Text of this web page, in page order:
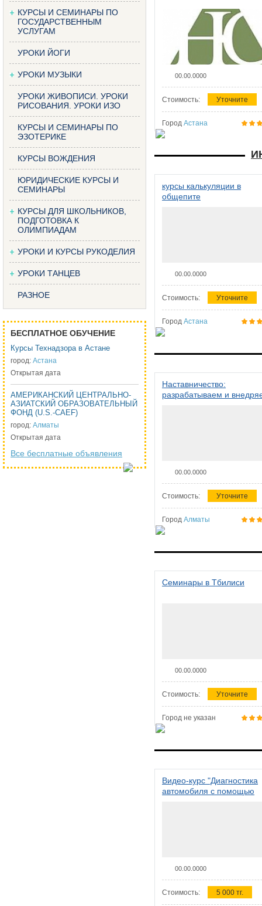
КУРСЫ И СЕМИНАРЫ ПО
ГОСУДАРСТВЕННЫМ
УСЛУГАМ
УРОКИ ЙОГИ
УРОКИ МУЗЫКИ
УРОКИ ЖИВОПИСИ. УРОКИ
РИСОВАНИЯ. УРОКИ ИЗО
КУРСЫ И СЕМИНАРЫ ПО
ЭЗОТЕРИКЕ
КУРСЫ ВОЖДЕНИЯ
ЮРИДИЧЕСКИЕ КУРСЫ И
СЕМИНАРЫ
КУРСЫ ДЛЯ ШКОЛЬНИКОВ,
ПОДГОТОВКА К
ОЛИМПИАДАМ
УРОКИ И КУРСЫ РУКОДЕЛИЯ
УРОКИ ТАНЦЕВ
РАЗНОЕ
БЕСПЛАТНОЕ ОБУЧЕНИЕ
Курсы Технадзора в Астане
город: Астана
Открытая дата
АМЕРИКАНСКИЙ ЦЕНТРАЛЬНО-
АЗИАТСКИЙ ОБРАЗОВАТЕЛЬНЫЙ
ФОНД (U.S.-CAEF)
город: Алматы
Открытая дата
Все бесплатные объявления
00.00.0000
Стоимость: Уточните
Город Астана
курсы калькуляции в
общепите
00.00.0000
Стоимость: Уточните
Город Астана
Наставничество:
разрабатываем и
00.00.0000
Стоимость: Уточните
Город Алматы
Семинары в Тбилиси
00.00.0000
Стоимость: Уточните
Город не указан
Видео-курс "Диагностика
автомобиля с помощью
00.00.0000
Стоимость: 5 000 тг.